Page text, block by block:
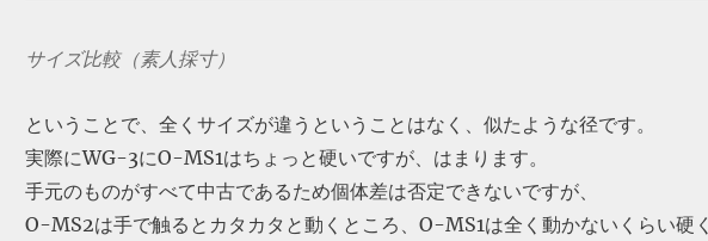
サイズ比較（素人採寸）
ということで、全くサイズが違うということはなく、似たような径です。
実際にWG-3にO-MS1はちょっと硬いですが、はまります。
手元のものがすべて中古であるため個体差は否定できないですが、
O-MS2は手で触るとカタカタと動くところ、O-MS1は全く動かないくらい硬く